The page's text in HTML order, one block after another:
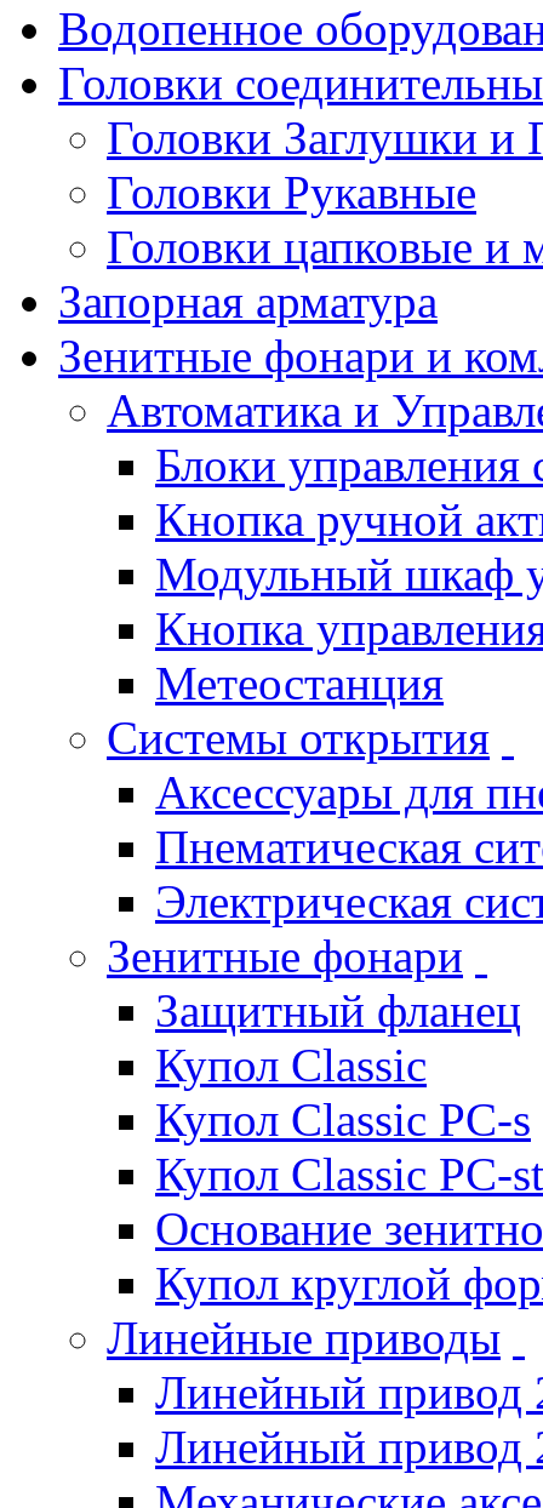
Водопенное
Головки
Головки Заглушки и
Головки Рукавные
Головки цапковые и
Запорная арматура
Зенитные фонари и
Автоматика и
Блоки
Кнопка ручной
Модульный шкаф
Кнопка
Метеостанция
Системы открытия
Аксессуары для
Пнематическая
Электрическая
Зенитные фонари
Защитный фланец
Купол Classic
Купол Classic PC-s
Купол Classic PC-st
Основание
Купол круглой
Линейные приводы
Линейный привод
Линейный привод